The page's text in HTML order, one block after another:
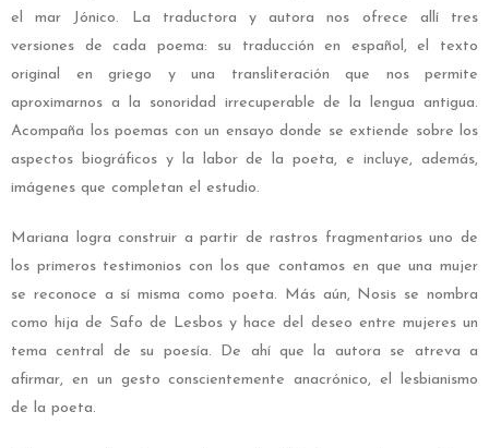
el mar Jónico. La traductora y autora nos ofrece allí tres
versiones de cada poema: su traducción en español, el texto
original en griego y una transliteración que nos permite
aproximarnos a la sonoridad irrecuperable de la lengua antigua.
Acompaña los poemas con un ensayo donde se extiende sobre los
aspectos biográficos y la labor de la poeta, e incluye, además,
imágenes que completan el estudio.
Mariana logra construir a partir de rastros fragmentarios uno de
los primeros testimonios con los que contamos en que una mujer
se reconoce a sí misma como poeta. Más aún, Nosis se nombra
como hija de Safo de Lesbos y hace del deseo entre mujeres un
tema central de su poesía. De ahí que la autora se atreva a
afirmar, en un gesto conscientemente anacrónico, el lesbianismo
de la poeta.